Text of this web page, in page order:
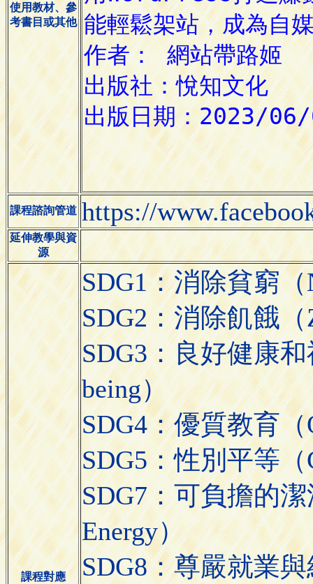
使用教材、參
考書目或其他
課程諮詢管道 https://
延伸教學與資
源
課程對應
SDG1：消除貧窮（
SDG2：消除飢餓（
SDG3：良好健康
being）
SDG4：優質教育
SDG5：性別平等（
SDG7：可負擔的
Energy）
SDG8：尊嚴就業